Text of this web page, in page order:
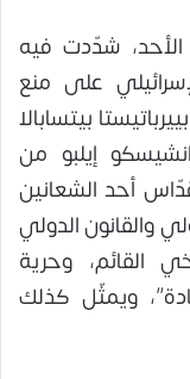
شدّدت فيه
على منع
بيتسابالا
إيلبو من
أحد الشعانين
والقانون الدولي
القائم، وحرية
ويمثّل كذلك